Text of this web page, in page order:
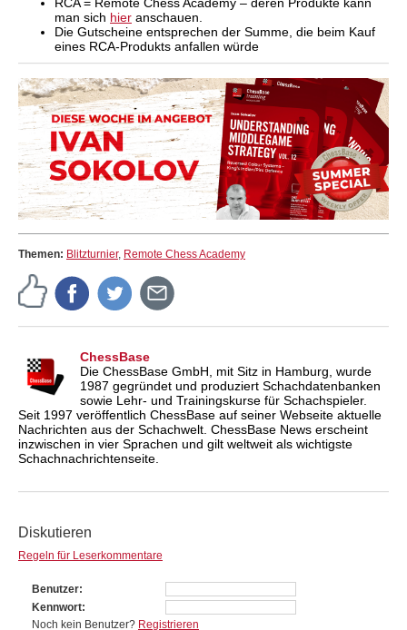
man sich hier anschauen.
Die Gutscheine entsprechen der Summe, die beim Kauf
eines RCA-Produkts anfallen würde
Themen: Blitzturnier, Remote Chess Academy
ChessBase
Die ChessBase GmbH, mit Sitz in Hamburg, wurde
1987 gegründet und produziert Schachdatenbanken
sowie Lehr- und Trainingskurse für Schachspieler.
Seit 1997 veröffentlich ChessBase auf seiner Webseite aktuelle
Nachrichten aus der Schachwelt. ChessBase News erscheint
inzwischen in vier Sprachen und gilt weltweit als wichtigste
Schachnachrichtenseite.
Diskutieren
Regeln für Leserkommentare
Benutzer
Kennwort
Noch kein Benutzer? Registrieren